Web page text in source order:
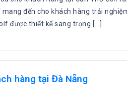
đến cho khách hàng trải
được thiết kế sang trọng […]
hàng tại Đà Nẵng